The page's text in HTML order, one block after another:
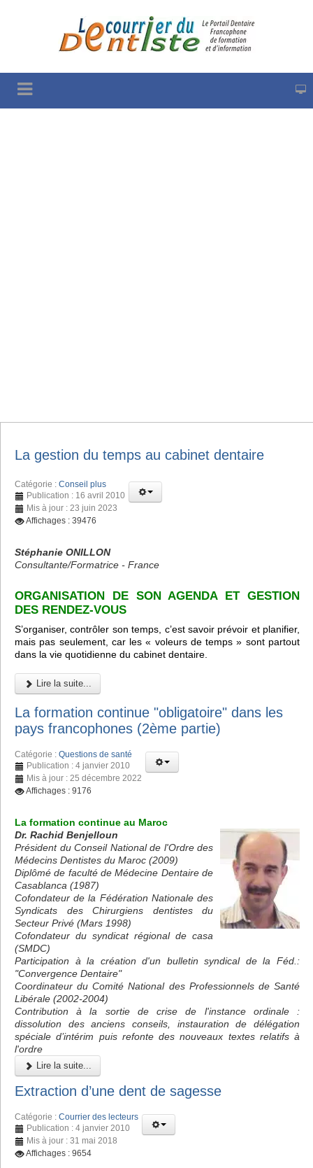
La gestion du temps au cabinet dentaire
Catégorie : Conseil plus
Publication : 16 avril 2010
Mis à jour : 23 juin 2023
Affichages : 39476
Stéphanie ONILLON
Consultante/Formatrice - France
ORGANISATION DE SON AGENDA ET GESTION
DES RENDEZ-VOUS
S’organiser, contrôler son temps, c’est savoir prévoir et planifier,
mais pas seulement, car les « voleurs de temps » sont partout
dans la vie quotidienne du cabinet dentaire.
Lire la suite...
La formation continue "obligatoire" dans les
pays francophones (2ème partie)
Catégorie : Questions de santé
Publication : 4 janvier 2010
Mis à jour : 25 décembre 2022
Affichages : 9176
La formation continue au Maroc
Dr. Rachid Benjelloun
Président du Conseil National de l'Ordre des
Médecins Dentistes du Maroc (2009)
Diplômé de faculté de Médecine Dentaire de
Casablanca (1987)
Cofondateur de la Fédération Nationale des
Syndicats des Chirurgiens dentistes du
Secteur Privé (Mars 1998)
Cofondateur du syndicat régional de casa
(SMDC)
Participation à la création d'un bulletin syndical de la Féd.:
"Convergence Dentaire"
Coordinateur du Comité National des Professionnels de Santé
Libérale (2002-2004)
Contribution à la sortie de crise de l'instance ordinale :
dissolution des anciens conseils, instauration de délégation
spéciale d’intérim puis refonte des nouveaux textes relatifs à
l'ordre
Lire la suite...
Extraction d’une dent de sagesse
Catégorie : Courrier des lecteurs
Publication : 4 janvier 2010
Mis à jour : 31 mai 2018
Affichages : 9654